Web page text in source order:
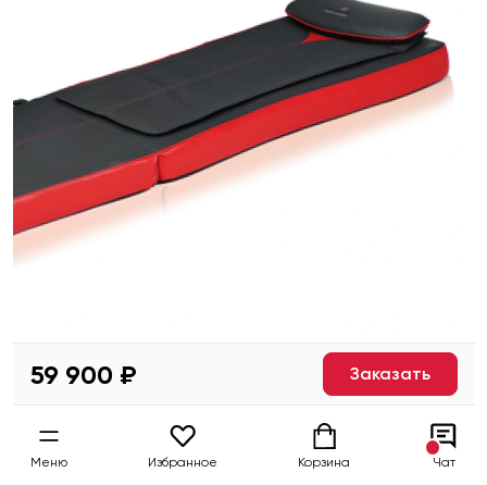
59 900 ₽ Заказать
Меню Избранное Корзина Чат